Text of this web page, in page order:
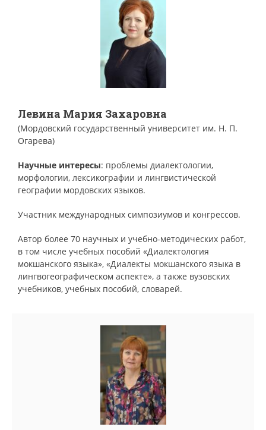
Левина Мария Захаровна
(Мордовский государственный университет им. Н. П.
Огарева)
Научные интересы: проблемы диалектологии,
морфологии, лексикографии и лингвистической
географии мордовских языков.
Участник международных симпозиумов и конгрессов.
Автор более 70 научных и учебно-методических работ,
в том числе учебных пособий «Диалектология
мокшанского языка», «Диалекты мокшанского языка в
лингвогеографическом аспекте», а также вузовских
учебников, учебных пособий, словарей.